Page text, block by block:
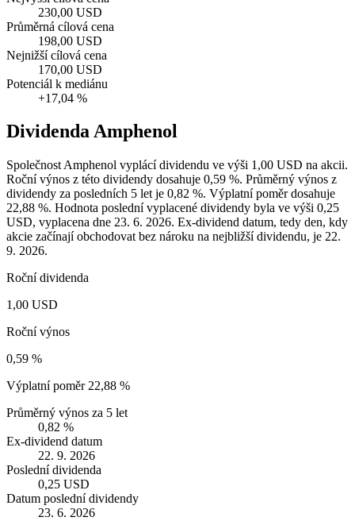
230,00 USD
Průměrná cílová cena
198,00 USD
Nejnižší cílová cena
170,00 USD
Potenciál k mediánu
+17,04 %
Dividenda Amphenol
Společnost Amphenol vyplácí dividendu ve výši 1,00 USD na akcii.
Roční výnos z této dividendy dosahuje 0,59 %. Průměrný výnos z
dividendy za posledních 5 let je 0,82 %. Výplatní poměr dosahuje
22,88 %. Hodnota poslední vyplacené dividendy byla ve výši 0,25
USD, vyplacena dne 23. 6. 2026. Ex-dividend datum, tedy den, kdy
akcie začínají obchodovat bez nároku na nejbližší dividendu, je 22.
9. 2026.
Roční dividenda
1,00 USD
Roční výnos
0,59 %
Výplatní poměr 22,88 %
Průměrný výnos za 5 let
0,82 %
Ex-dividend datum
22. 9. 2026
Poslední dividenda
0,25 USD
Datum poslední dividendy
23. 6. 2026